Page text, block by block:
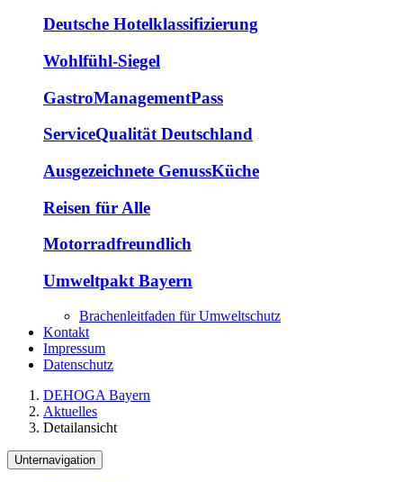
Deutsche Hotelklassifizierung
Wohlfühl-Siegel
GastroManagementPass
ServiceQualität Deutschland
Ausgezeichnete GenussKüche
Reisen für Alle
Motorradfreundlich
Umweltpakt Bayern
Brachenleitfaden für Umweltschutz
Kontakt
Impressum
Datenschutz
DEHOGA Bayern
Aktuelles
Detailansicht
Unternavigation